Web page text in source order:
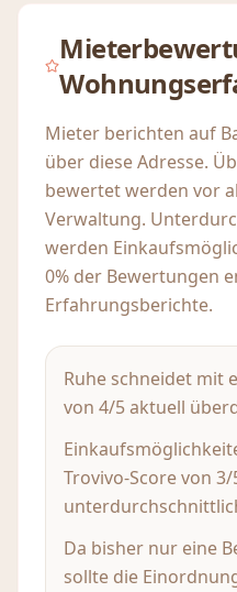
Mieter berichten auf
über diese Adresse.
bewertet werden vor
Verwaltung.
werden
0% der Bewertungen
Erfahrungsberichte.
Ruhe schneidet mit
von 4/5 aktuell
Trovivo-Score von
Da bisher nur eine
sollte die